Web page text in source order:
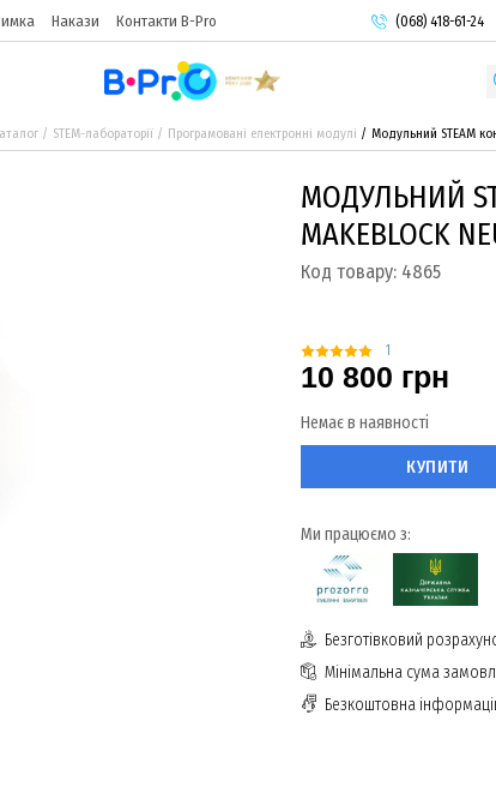
Накази Контакти B-Pro
(068) 418-61-24
STEM-лабораторії Програмовані електронні модулі Модульний STEAM
МОДУЛЬНИЙ
MAKEBLOCK
Код товару: 4865
1
10 800 грн
Немає в наявності
КУПИТИ
Ми працюємо з:
Безготівковий
Мінімальна сума
Безкоштовна